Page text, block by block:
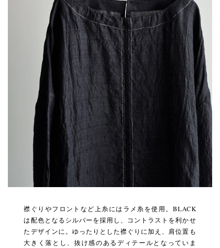
襟ぐりやフロントなど上糸にはラメ糸を使用。BLACK
は配色となるシルバーを採用し、コントラストを利かせ
たデザインに。ゆったりとした襟ぐりに加え、肩位置も
大きく落とし、抜け感のあるディテールとなっていま